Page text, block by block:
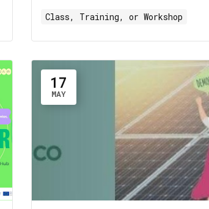
Class, Training, or Workshop
17
MAY